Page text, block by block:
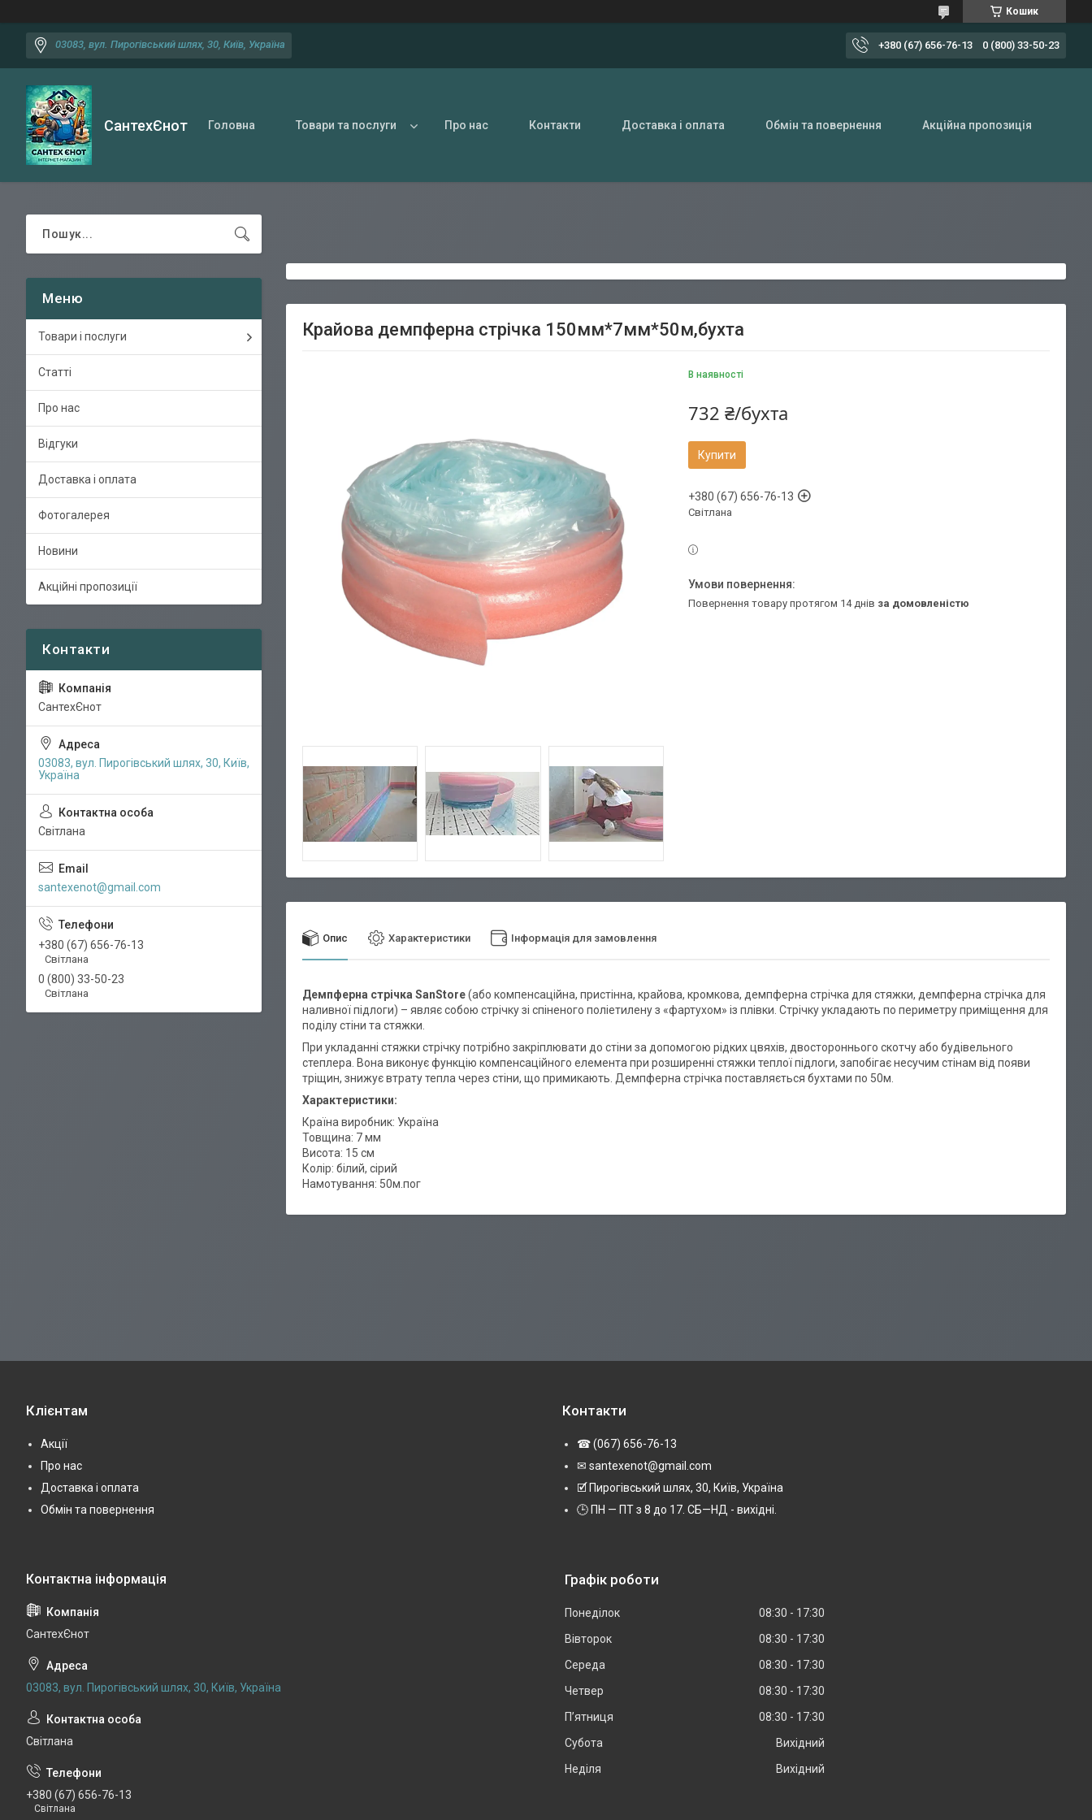
Кошик
03083, вул. Пирогівський шлях, 30, Київ, Україна +380 (67) 656-76-13 0 (800) 33-50-23
СантехЄнот Головна Товари та послуги Про нас Контакти Доставка і оплата Обмін та повернення Акційна пропозиція
Крайова демпферна стрічка 150мм*7мм*50м,бухта
В наявності
732 ₴/бухта
Купити
+380 (67) 656-76-13
Світлана
повернення товару протягом 14 днів за домовленістю
Опис Характеристики Інформація для замовлення
Демпферна стрічка SanStore(або компенсаційна, пристінна, крайова, кромкова, демпферна стрічка для стяжки, демпферна стрічка для
наливної підлоги) – являє собою стрічку зі спіненого поліетилену з «фартухом» із плівки. Стрічку укладають по периметру приміщення для
поділу стіни та стяжки.
При укладанні стяжки стрічку потрібно закріплювати до стіни за допомогою рідких цвяхів, двостороннього скотчу або будівельного
степлера. Вона виконує функцію компенсаційного елемента при розширенні стяжки теплої підлоги, запобігає несучим стінам від появи
тріщин, знижує втрату тепла через стіни, що примикають. Демпферна стрічка поставляється бухтами по 50м.
Характеристики:
Країна виробник: Україна
Товщина: 7 мм
Висота: 15 см
Колір: білий, сірий
Намотування: 50м.пог
Товари і послуги
Статті
Про нас
Відгуки
Доставка і оплата
Фотогалерея
Новини
Акційні пропозиції
СантехЄнот
03083, вул. Пирогівський шлях, 30, Київ,
Україна
Світлана
santexenot@gmail.com
+380 (67) 656-76-13
Світлана
0 (800) 33-50-23
Світлана
Клієнтам
Акції
Про нас
Доставка і оплата
Обмін та повернення
Контакти
☎ (067) 656-76-13
✉ santexenot@gmail.com
🗹 Пирогівський шлях, 30, Київ, Україна
🕒 ПН — ПТ з 8 до 17. СБ—НД - вихідні.
СантехЄнот
03083, вул. Пирогівський шлях, 30, Київ, Україна
Світлана
+380 (67) 656-76-13
Світлана
Графік роботи
Понеділок 08:30
17:30
Вівторок
08:30
17:30
Середа
08:30
17:30
Четвер
08:30
17:30
Пʼятниця
08:30
17:30
Субота
Вихідний
Неділя
Вихідний